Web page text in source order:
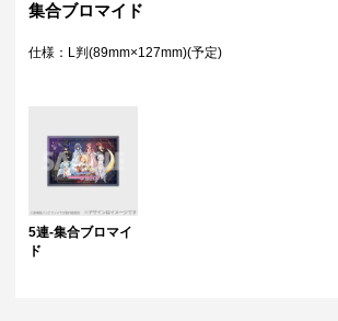
集合ブロマイド
仕様：L判(89mm×127mm)(予定)
5連-集合ブロマイ
ド